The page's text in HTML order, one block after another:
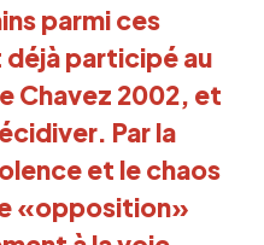
parmi ces
participé au
Chavez 2002, et
Par la
et le chaos
«opposition»